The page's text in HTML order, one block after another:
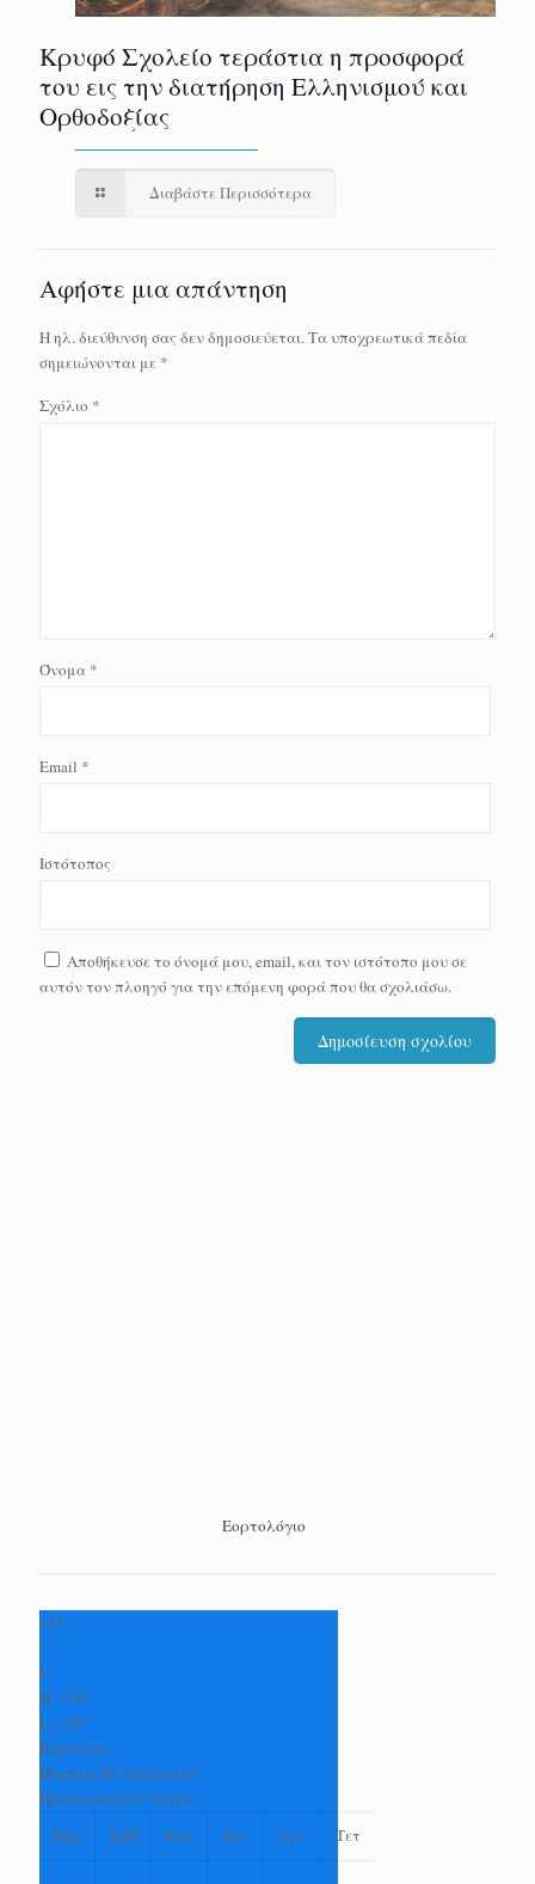
Κρυφό Σχολείο τεράστια η προσφορά
του εις την διατήρηση Ελληνισμού και
Ορθοδοξίας
Διαβάστε Περισσότερα
Αφήστε μια απάντηση
Η ηλ. διεύθυνση σας δεν δημοσιεύεται.Τα υποχρεωτικά πεδία
σημειώνονται με *
Σχόλιο *
Όνομα *
Email *
Ιστότοπος
Αποθήκευσε το όνομά μου, email, και τον ιστότοπο μου σε
αυτόν τον πλοηγό για την επόμενη φορά που θα σχολιάσω.
Εορτολόγιο
+35
°
C
H: +36°
L: +25°
Καρδίτσα
Πέμπτη, 06 Αύγουστος
Πρόγνωση για 7 μέρες
Παρ
Σαβ Κυρ Δευ Τρι Τετ